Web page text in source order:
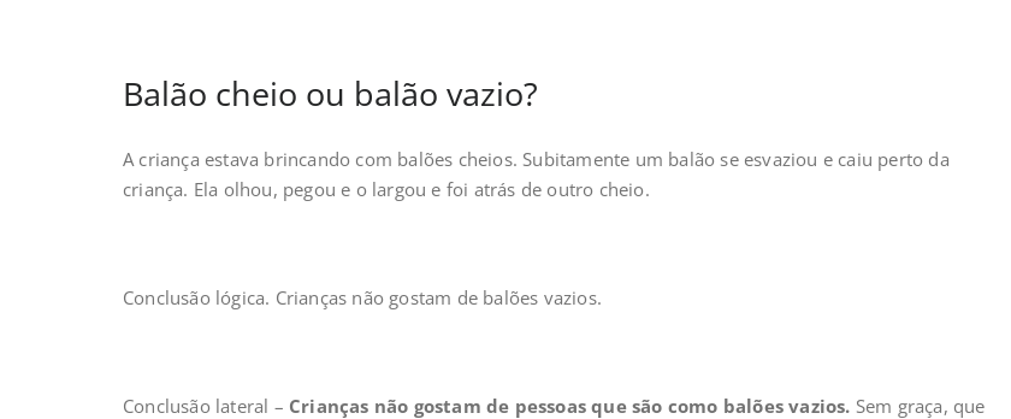
Balão cheio ou balão vazio?
A criança estava brincando com balões cheios. Subitamente um balão se esvaziou e caiu perto da
criança. Ela olhou, pegou e o largou e foi atrás de outro cheio.
Conclusão lógica. Crianças não gostam de balões vazios.
Conclusão lateral – Crianças não gostam de pessoas que são como balões vazios. Sem graça, que